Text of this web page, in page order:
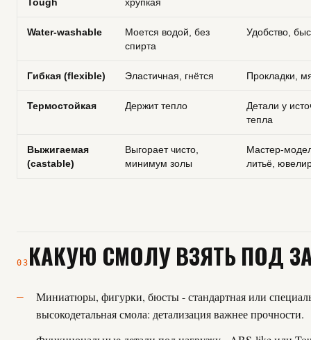
Water-washable
Моется водой, без
спирта
Удобство,
Гибкая (flexible) Эластичная, гнётся Прокладки,
Термостойкая Держит тепло
Детали у
тепла
Выжигаемая
(castable)
Выгорает чисто,
минимум золы
Мастер-
литьё,
03 КАКУЮ СМОЛУ ВЗЯТЬ ПОД
Миниатюры, фигурки, бюсты - стандартная или
высокодетальная смола: детализация важнее прочности.